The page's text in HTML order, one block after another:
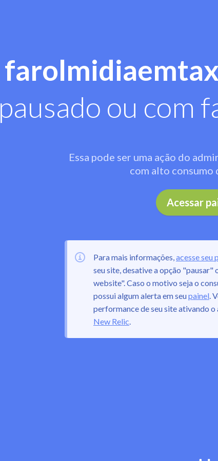
pausado ou com
Essa pode ser uma ação do
com alto consumo
Acessar
Para mais informações,acesse seu
seu site, desative a opção
website". Caso o motivo seja o
possui algum alerta em seupainel.
performance de seu site ativando o
New Relic.